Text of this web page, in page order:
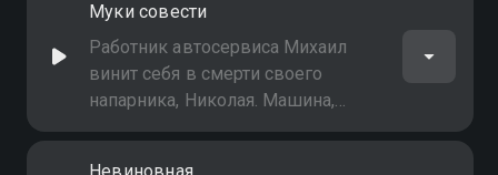
Светлана не верит, что Николай -
убийца, и идёт к спириту
Муки совести
Работник автосервиса Михаил
винит себя в смерти своего
напарника, Николая. Машина,
которую устанавливал на